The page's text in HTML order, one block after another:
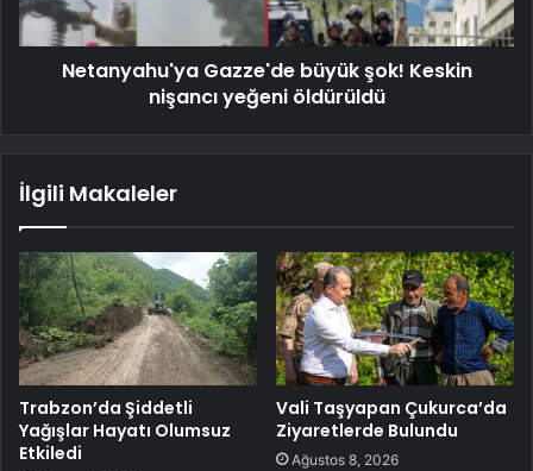
Netanyahu'ya Gazze'de büyük şok! Keskin
nişancı yeğeni öldürüldü
İlgili Makaleler
Trabzon’da Şiddetli
Yağışlar Hayatı Olumsuz
Etkiledi
Vali Taşyapan Çukurca’da
Ziyaretlerde Bulundu
Ağustos 8, 2026